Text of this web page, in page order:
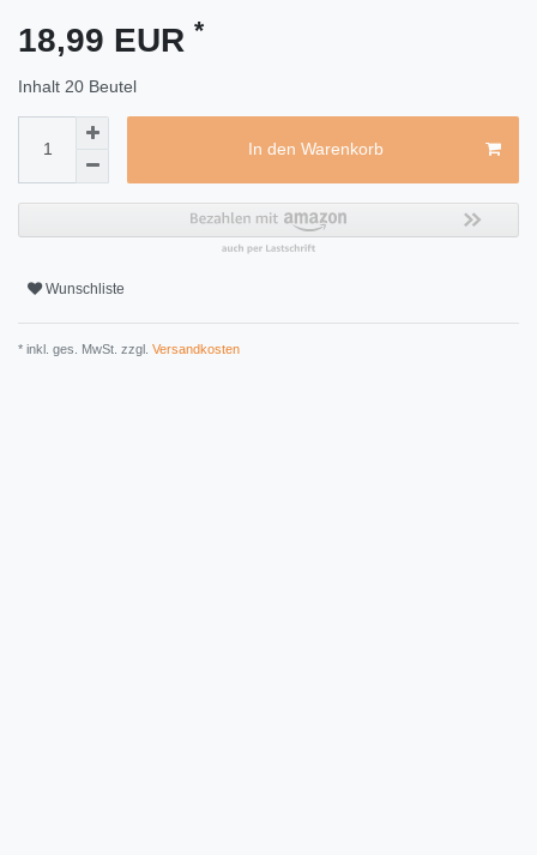
18,99 EUR *
Inhalt 20 Beutel
In den Warenkorb
Wunschliste
* inkl. ges. MwSt. zzgl. Versandkosten